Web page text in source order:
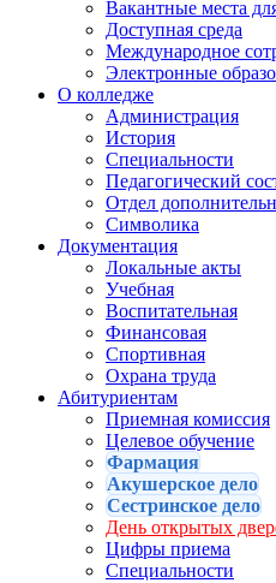
Вакантные места
Доступная среда
Международное
Электронные
О колледже
Администрация
История
Специальности
Педагогический
Отдел
Символика
Документация
Локальные акты
Учебная
Воспитательная
Финансовая
Спортивная
Охрана труда
Абитуриентам
Приемная комиссия
Целевое обучение
Фармация
Акушерское дело
Сестринское дело
День открытых
Цифры приема
Специальности